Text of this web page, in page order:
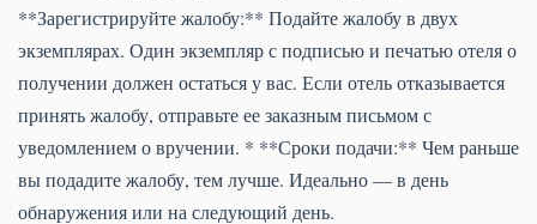
**Зарегистрируйте жалобу:** Подайте жалобу в двух
экземплярах. Один экземпляр с подписью и печатью отеля о
получении должен остаться у вас. Если отель отказывается
принять жалобу, отправьте ее заказным письмом с
уведомлением о вручении. * **Сроки подачи:** Чем раньше
вы подадите жалобу, тем лучше. Идеально — в день
обнаружения или на следующий день.